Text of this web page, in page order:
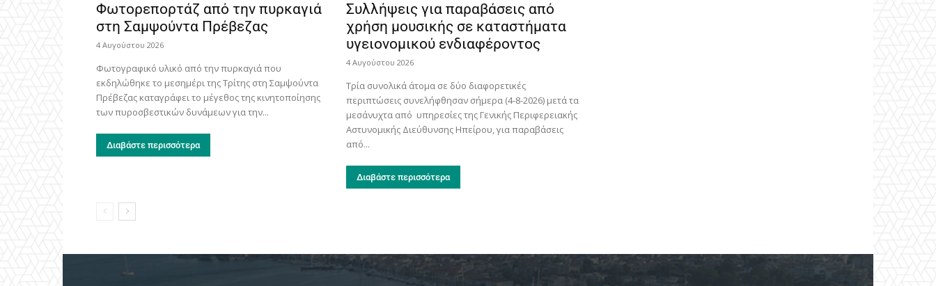
Φωτορεπορτάζ από την πυρκαγιά
στη Σαμψούντα Πρέβεζας
4 Αυγούστου 2026
Φωτογραφικό υλικό από την πυρκαγιά που
εκδηλώθηκε το μεσημέρι της Τρίτης στη Σαμψούντα
Πρέβεζας καταγράφει το μέγεθος της κινητοποίησης
των πυροσβεστικών δυνάμεων για την...
Διαβάστε περισσότερα
Συλλήψεις για παραβάσεις από
χρήση μουσικής σε καταστήματα
υγειονομικού ενδιαφέροντος
4 Αυγούστου 2026
Τρία συνολικά άτομα σε δύο διαφορετικές
περιπτώσεις συνελήφθησαν σήμερα (4-8-2026) μετά τα
μεσάνυχτα από υπηρεσίες της Γενικής Περιφερειακής
Αστυνομικής Διεύθυνσης Ηπείρου, για παραβάσεις
από...
Διαβάστε περισσότερα